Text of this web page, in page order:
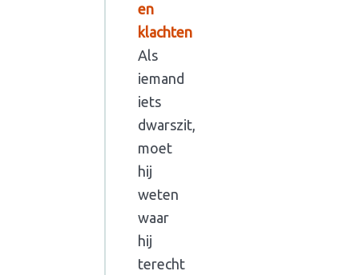
en
klachten
Als
iemand
iets
dwarszit,
moet
hij
weten
waar
hij
terecht